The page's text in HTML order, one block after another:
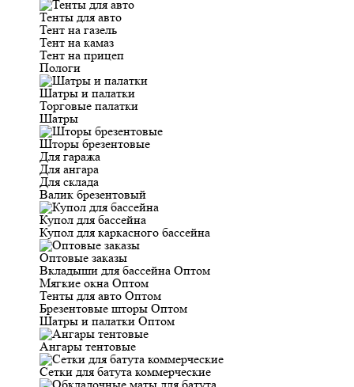
Тенты для авто
Тент на газель
Тент на камаз
Тент на прицеп
Пологи
Шатры и палатки
Торговые палатки
Шатры
Шторы брезентовые
Для гаража
Для ангара
Для склада
Валик брезентовый
Купол для бассейна
Купол для каркасного бассейна
Оптовые заказы
Вкладыши для бассейна Оптом
Мягкие окна Оптом
Тенты для авто Оптом
Брезентовые шторы Оптом
Шатры и палатки Оптом
Ангары тентовые
Сетки для батута коммерческие